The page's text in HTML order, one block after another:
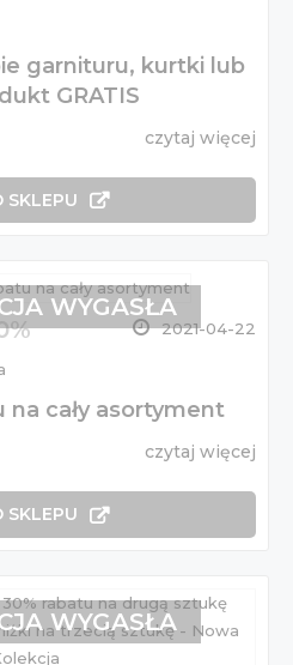
garnituru, kurtki lub
GRATIS
czytaj więcej
SKLEPU
2021-04-22
na cały asortyment
czytaj więcej
SKLEPU
WYGASŁA
WYGASŁA